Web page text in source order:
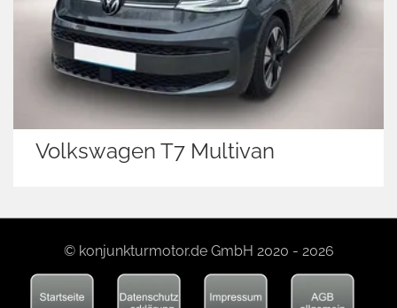
Volkswagen T7 Multivan
© konjunkturmotor.de GmbH 2020 - 2026